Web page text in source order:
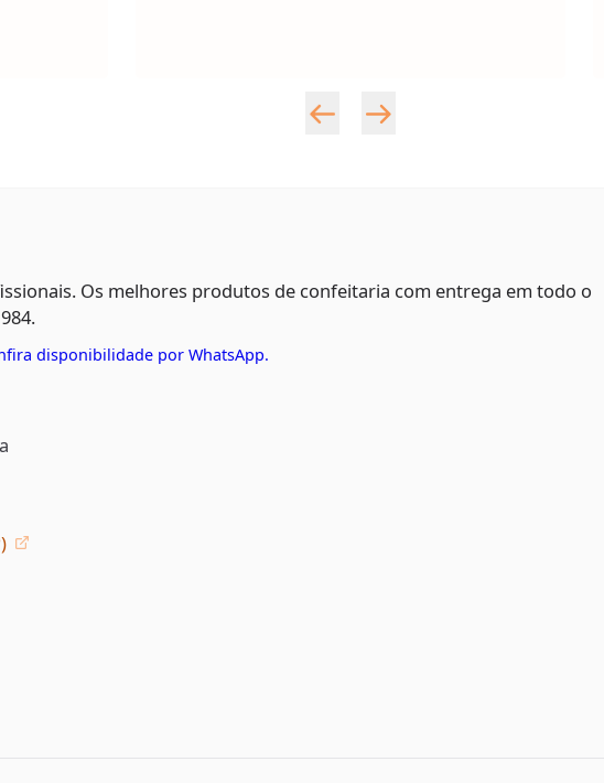
Os melhores produtos de confeitaria com entrega em todo o
disponibilidade por WhatsApp.